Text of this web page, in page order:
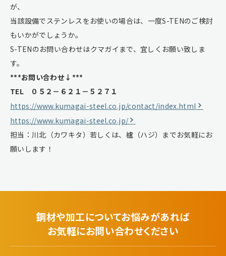
が、
当該設備でステンレスをお使いの場合は、一度S-TENのご検討
もいかがでしょうか。
S-TENのお問い合わせはクマガイまで、宜しくお願い致しま
す。
***お問い合わせ↓***
TEL ０５２－６２１－５２７１
https://www.kumagai-steel.co.jp/contact/index.html
https://www.kumagai-steel.co.jp/
担当：川北（カワキタ）若しくは、櫨（ハジ）までお気軽にお
願いします！
鋼材や加工についてお悩みがあれば
お気軽にお問い合わせください